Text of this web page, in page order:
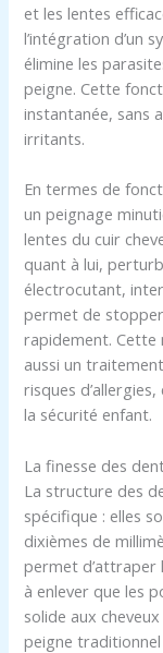
et les lentes
l’intégration d’un
élimine les
peigne. Cette
instantanée, sans
irritants.
En termes de
un peignage
lentes du cuir
quant à lui,
électrocutant,
permet de
rapidement.
aussi un
risques
la sécurité enfant.
La finesse des
La structure des
spécifique : elles
dixièmes de
permet d’attraper
à enlever que les
solide aux
peigne